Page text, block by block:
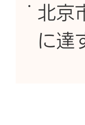
北京
に達